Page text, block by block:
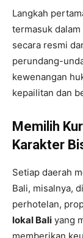
Langkah
termasuk dalam
secara resmi
perundang-
kewenangan
kepailitan dan
Memilih
Karakter
Setiap daerah
Bali, misalnya,
perhotelan,
lokal Bali yang